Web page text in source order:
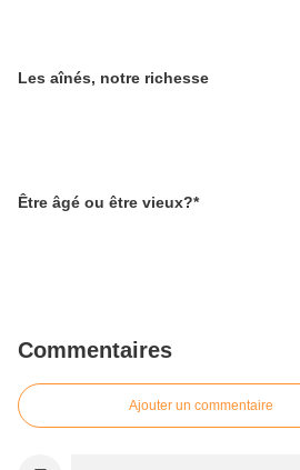
Les aînés, notre richesse
Être âgé ou être vieux?*
Commentaires
Ajouter un commentaire